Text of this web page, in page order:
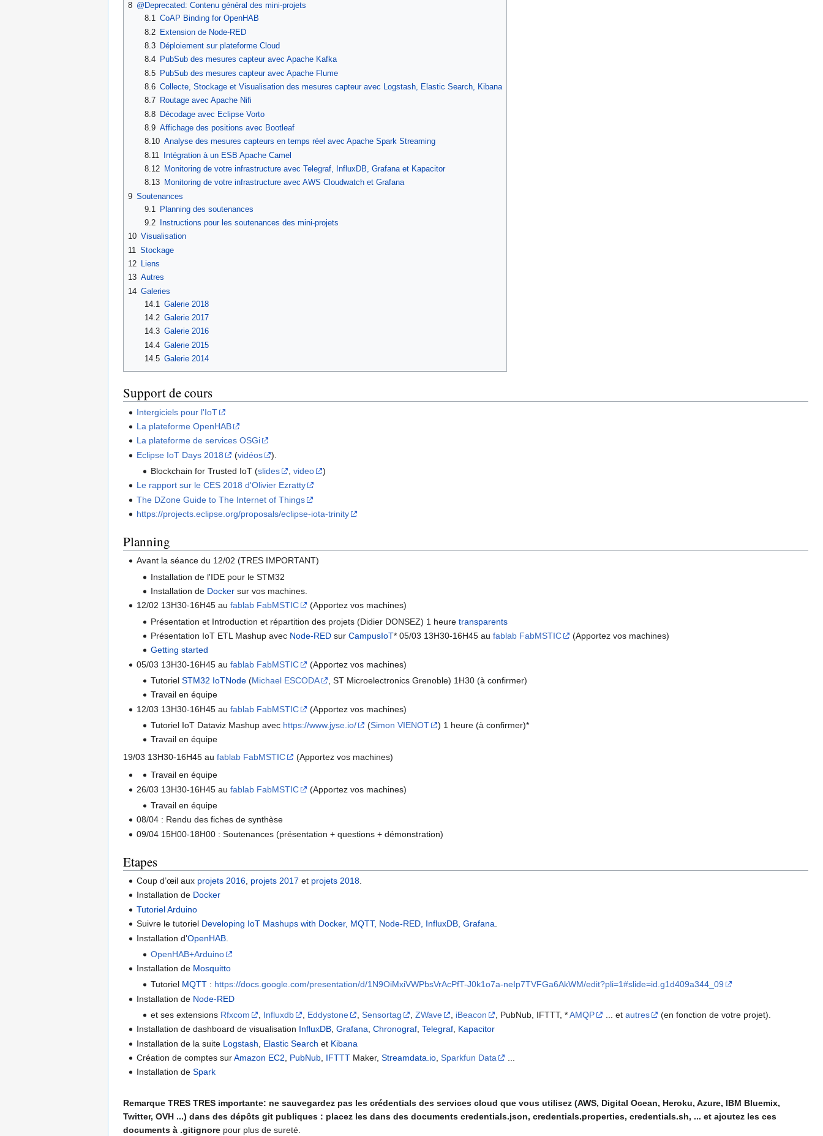
8 @Deprecated: Contenu général des mini-projets
8.1 CoAP Binding for OpenHAB
8.2 Extension de Node-RED
8.3
Déploiement sur plateforme Cloud
8.4
PubSub des mesures capteur avec Apache Kafka
8.5 PubSub des mesures capteur avec Apache Flume
8.6 Collecte, Stockage et Visualisation des mesures capteur avec Logstash, Elastic Search, Kibana
8.7
Routage avec Apache Nifi
8.8 Décodage avec Eclipse Vorto
8.9 Affichage des positions avec Bootleaf
8.10 Analyse des mesures capteurs en temps réel avec Apache Spark Streaming
8.11
Intégration à un ESB Apache Camel
8.12
Monitoring de votre infrastructure avec Telegraf, InfluxDB, Grafana et Kapacitor
8.13
Monitoring de votre infrastructure avec AWS Cloudwatch et Grafana
9 Soutenances
9.1
Planning des soutenances
9.2
Instructions pour les soutenances des mini-projets
10 Visualisation
11 Stockage
12
Liens
13 Autres
14 Galeries
14.1 Galerie 2018
14.2 Galerie 2017
14.3 Galerie 2016
14.4 Galerie 2015
14.5 Galerie 2014
Support de cours
Intergiciels pour l'IoT
La plateforme OpenHAB
La plateforme de services OSGi
Eclipse IoT Days 2018
(vidéos
).
Blockchain for Trusted IoT (slides video
)
Le rapport sur le CES 2018 d'Olivier Ezratty
The DZone Guide to The Internet of Things
https://projects.eclipse.org/proposals/eclipse-iota-trinity
Planning
Avant la séance du 12/02 (TRES IMPORTANT)
Installation de l'IDE pour le STM32
Installation de Dockersur vos machines.
12/02 13H30-16H45 aufablab FabMSTIC
(Apportez vos machines)
Présentation et Introduction et répartition des projets (Didier DONSEZ) 1 heure transparents
Présentation IoT ETL Mashup avec Node-REDsur CampusIoT* 05/03 13H30-16H45 au fablab FabMSTIC
(Apportez vos machines)
Getting started
05/03 13H30-16H45 aufablab FabMSTIC
(Apportez vos machines)
Tutoriel STM32 IoTNode(Michael ESCODA
, ST Microelectronics Grenoble) 1H30 (à confirmer)
Travail en équipe
12/03 13H30-16H45 aufablab FabMSTIC
(Apportez vos machines)
Tutoriel IoT Dataviz Mashup avec https://www.jyse.io/ (Simon VIENOT
) 1 heure (à confirmer)*
Travail en équipe
19/03 13H30-16H45 au fablab FabMSTIC
(Apportez vos machines)
Travail en équipe
26/03 13H30-16H45 aufablab FabMSTIC
(Apportez vos machines)
Travail en équipe
08/04 : Rendu des fiches de synthèse
09/04 15H00-18H00 : Soutenances (présentation + questions + démonstration)
Etapes
Coup d’œil aux projets 2016 projets 2017 et projets 2018
Installation de Docker
Tutoriel Arduino
Suivre le tutoriel Developing IoT Mashups with Docker, MQTT, Node-RED, InfluxDB, Grafana
Installation d'OpenHAB
OpenHAB+Arduino
Installation de Mosquitto
Tutoriel MQTT: https://docs.google.com/presentation/d/1N9OiMxiVWPbsVrAcPfT-J0k1o7a-neIp7TVFGa6AkWM/edit?pli=1#slide=id.g1d409a344_09
Installation de Node-RED
et ses extensions Rfxcom Influxdb Eddystone Sensortag ZWave iBeacon , PubNub, IFTTT, *AMQP ... et autres
(en fonction de votre projet).
Installation de dashboard de visualisation InfluxDB,Grafana,Chronograf,Telegraf, Kapacitor
Installation de la suite Logstash Elastic Search et Kibana
Création de comptes surAmazon EC2 PubNub IFTTT Maker,Streamdata.io ,Sparkfun Data
Installation deSpark
Remarque TRES TRES importante: ne sauvegardez pas les crédentials des services cloud que vous utilisez (AWS, Digital Ocean, Heroku, Azure, IBM Bluemix,
Twitter, OVH ...) dans des dépôts git publiques : placez les dans des documents credentials.json, credentials.properties, credentials.sh, ... et ajoutez les ces
documents à .gitignore pour plus de sureté.